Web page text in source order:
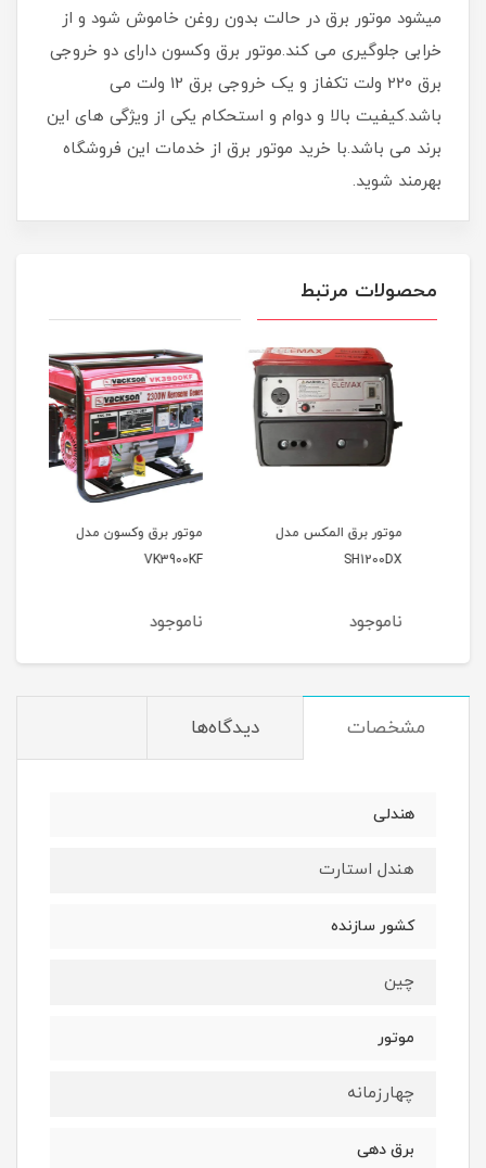
میشود موتور برق در حالت بدون روغن خاموش شود و از
خرابی جلوگیری می کند.موتور برق وکسون دارای دو خروجی
برق 220 ولت تکفاز و یک خروجی برق 12 ولت می
باشد.کیفیت بالا و دوام و استحکام یکی از ویژگی های این
برند می باشد.با خرید موتور برق از خدمات این فروشگاه
بهرمند شوید.
محصولات مرتبط
موتور برق المکس مدل
SH1200DX
ناموجود
موتور برق وکسون مدل
VK3900KF
ناموجود
مشخصات دیدگاه‌ها
هندلی
هندل استارت
کشور سازنده
چین
موتور
چهارزمانه
برق دهی